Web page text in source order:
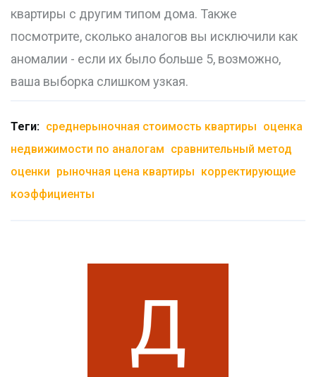
квартиры с другим типом дома. Также
посмотрите, сколько аналогов вы исключили как
аномалии - если их было больше 5, возможно,
ваша выборка слишком узкая.
Теги: среднерыночная стоимость квартиры оценка
недвижимости по аналогам сравнительный метод
оценки рыночная цена квартиры корректирующие
коэффициенты